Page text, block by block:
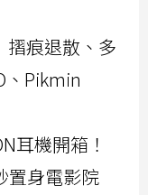
摺痕退散、多
、Pikmin
耳機開箱！
置身電影院